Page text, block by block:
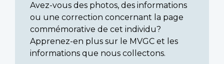
Avez-vous des photos, des informations
ou une correction concernant la page
commémorative de cet individu?
Apprenez-en plus sur le MVGC et les
informations que nous collectons.